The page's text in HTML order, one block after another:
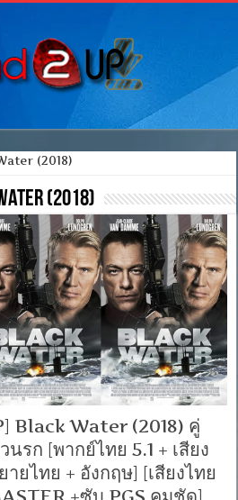
(2018)
(2018)
Black Water (2018) คู่
รก [พากย์ไทย 5.1 + เสียง
ยไทย + อังกฤษ] [เสียงไทย